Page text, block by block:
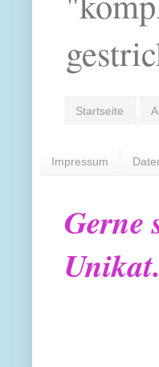
Startseite
Impressum
Gerne